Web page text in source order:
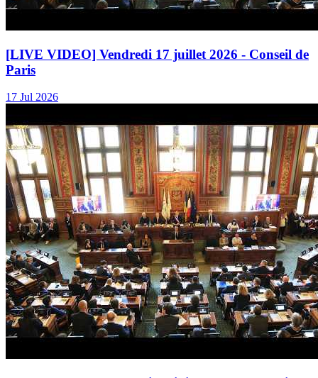
[LIVE VIDEO] Vendredi 17 juillet 2026 - Conseil de
Paris
17 Jul 2026